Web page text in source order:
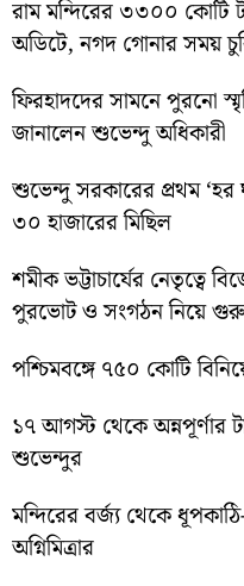
রাম মন্দিরের ৩৩০০ কোটি
অডিটে, নগদ গোনার সময়
ফিরহাদদের সামনে পুরনো
জানালেন শুভেন্দু অধিকারী
শুভেন্দু সরকারের প্রথম
৩০ হাজারের মিছিল
শমীক ভট্টাচার্যের নেতৃত্বে
পুরভোট ও সংগঠন নিয়ে
পশ্চিমবঙ্গে ৭৫০ কোটি
১৭ আগস্ট থেকে অন্নপূর্ণার
শুভেন্দুর
মন্দিরের বর্জ্য থেকে
অগ্নিমিত্রার